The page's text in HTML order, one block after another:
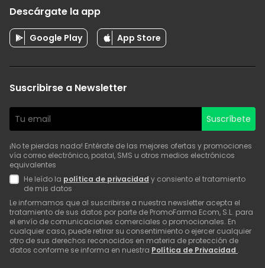
Descárgate la app
Google Play App Store
Suscribirse a Newsletter
Suscríbete
¡No te pierdas nada! Entérate de las mejores ofertas y promociones
vía correo electrónico, postal, SMS u otros medios electrónicos
equivalentes
He leído la política de privacidad y consiento el tratamiento
de mis datos
Le informamos que al suscribirse a nuestra newsletter acepta el
tratamiento de sus datos por parte de PromoFarma Ecom, S.L. para
el envío de comunicaciones comerciales o promocionales. En
cualquier caso, puede retirar su consentimiento o ejercer cualquier
otro de sus derechos reconocidos en materia de protección de
datos conforme se informa en nuestra Política de Privacidad .